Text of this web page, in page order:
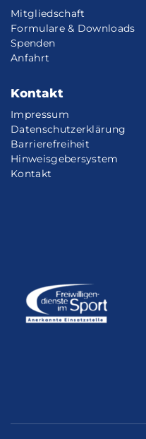
Mitgliedschaft
Formulare & Downloads
Spenden
Anfahrt
Kontakt
Impressum
Datenschutzerklärung
Barrierefreiheit
Hinweisgebersystem
Kontakt